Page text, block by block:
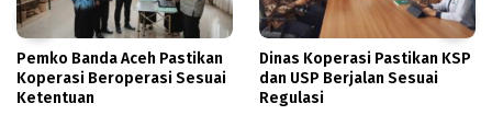
Dinas Koperasi Pastikan KSP
dan USP Berjalan Sesuai
Regulasi
Pesantren Modern Terpadu
Al-Falah Abu Lam U Kembali
Terpilih sebagai Sekolah